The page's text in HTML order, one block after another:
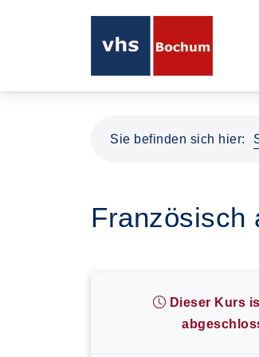
Sie befinden sich hier:
Französisch
Dieser Kurs